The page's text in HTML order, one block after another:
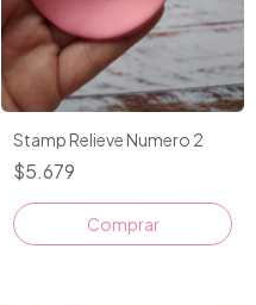
Stamp Relieve Numero 2
$5.679